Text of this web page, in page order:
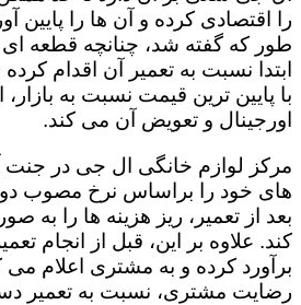
را اقتصادی کرده و آن ها را پایین
طور که گفته شد، چنانچه قطعه
ابتدا نسبت به تعمیر آن اقدام
با پایین ترین قیمت نسبت به
اورجینال و تعویض آن می کند.
مرکز لوازم خانگی ال جی در جنت
های خود را براساس نرخ مصوب
بعد از تعمیر، ریز هزینه ها را به
کند. علاوه بر این، قبل از انجام
برآورد کرده و به مشتری اعلام
رضایت مشتری، نسبت به تعمیر